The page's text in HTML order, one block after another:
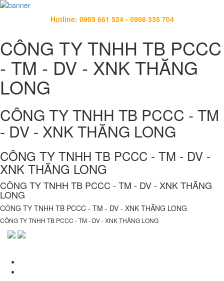
Hotline: 0903 661 524 - 0908 335 704
CÔNG TY TNHH TB PCCC
- TM - DV - XNK THĂNG
LONG
CÔNG TY TNHH TB PCCC - TM
- DV - XNK THĂNG LONG
CÔNG TY TNHH TB PCCC - TM - DV -
XNK THĂNG LONG
CÔNG TY TNHH TB PCCC - TM - DV - XNK THĂNG
LONG
CÔNG TY TNHH TB PCCC - TM - DV - XNK THĂNG LONG
CÔNG TY TNHH TB PCCC - TM - DV - XNK THĂNG LONG